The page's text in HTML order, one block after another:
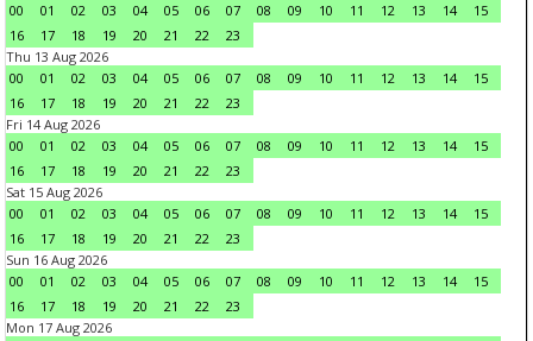
00
01 02 03 04 05 06 07 08 09 10 11 12 13 14
15
16
17 18 19 20 21 22
23
Thu 13 Aug 2026
00
01 02 03 04 05 06 07 08 09 10 11 12 13 14
15
16
17 18 19 20 21 22
23
Fri 14 Aug 2026
00
01 02 03 04 05 06 07 08 09 10 11 12 13 14
15
16
17 18 19 20 21 22
23
Sat 15 Aug 2026
00
01 02 03 04 05 06 07 08 09 10 11 12 13 14
15
16
17 18 19 20 21 22
23
Sun 16 Aug 2026
00
01 02 03 04 05 06 07 08 09 10 11 12 13 14
15
16
17 18 19 20 21 22
23
Mon 17 Aug 2026